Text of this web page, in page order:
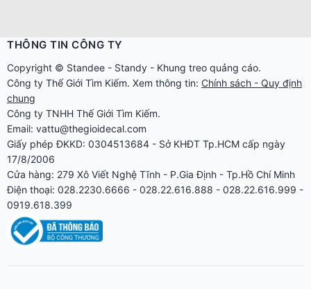
THÔNG TIN CÔNG TY
Copyright © Standee - Standy - Khung treo quảng cáo.
Công ty Thế Giới Tìm Kiếm. Xem thông tin: Chính sách - Quy định
chung
Công ty TNHH Thế Giới Tìm Kiếm.
Email: vattu@thegioidecal.com
Giấy phép ĐKKD: 0304513684 - Sở KHĐT Tp.HCM cấp ngày
17/8/2006
Cửa hàng: 279 Xô Viết Nghệ Tĩnh - P.Gia Định - Tp.Hồ Chí Minh
Điện thoại: 028.2230.6666 - 028.22.616.888 - 028.22.616.999 -
0919.618.399